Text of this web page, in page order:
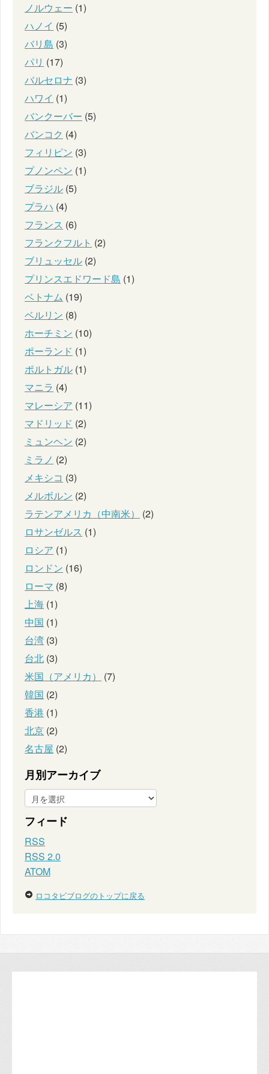
ノルウェー (1)
ハノイ (5)
バリ島 (3)
パリ (17)
バルセロナ (3)
ハワイ (1)
バンクーバー (5)
バンコク (4)
フィリピン (3)
プノンペン (1)
ブラジル (5)
プラハ (4)
フランス (6)
フランクフルト (2)
ブリュッセル (2)
プリンスエドワード島 (1)
ベトナム (19)
ベルリン (8)
ホーチミン (10)
ポーランド (1)
ポルトガル (1)
マニラ (4)
マレーシア (11)
マドリッド (2)
ミュンヘン (2)
ミラノ (2)
メキシコ (3)
メルボルン (2)
ラテンアメリカ（中南米）
(2)
ロサンゼルス (1)
ロシア (1)
ロンドン (16)
ローマ (8)
上海 (1)
中国 (1)
台湾 (3)
台北 (3)
米国（アメリカ）
(7)
韓国 (2)
香港 (1)
北京 (2)
名古屋 (2)
月別アーカイブ
フィード
RSS
RSS 2.0
ATOM
ロコタビブログのトップに戻る